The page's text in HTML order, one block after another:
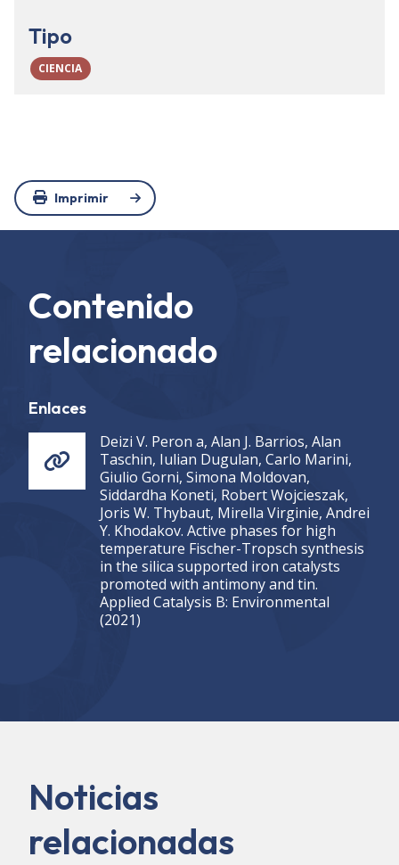
Tipo
CIENCIA
Imprimir
Contenido
relacionado
Enlaces
Deizi V. Peron a, Alan J. Barrios, Alan
Taschin, Iulian Dugulan, Carlo Marini,
Giulio Gorni, Simona Moldovan,
Siddardha Koneti, Robert Wojcieszak,
Joris W. Thybaut, Mirella Virginie, Andrei
Y. Khodakov. Active phases for high
temperature Fischer-Tropsch synthesis
in the silica supported iron catalysts
promoted with antimony and tin.
Applied Catalysis B: Environmental
(2021)
Noticias
relacionadas